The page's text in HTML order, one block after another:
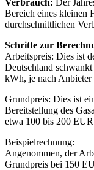
Bereich eines kleinen
durchschnittlichen
Schritte zur
Arbeitspreis: Dies ist
Deutschland
kWh, je nach Anbieter
Grundpreis: Dies ist
Bereitstellung des
etwa 100 bis 200 EUR
Beispielrechnung:
Angenommen, der
Grundpreis bei 150